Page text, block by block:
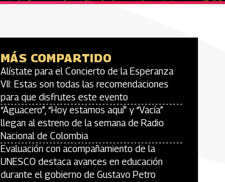
MÁS COMPARTIDO
Alístate para el Concierto de la Esperanza
VII: Estas son todas las recomendaciones
para que disfrutes este evento
“Aguacero”, “Hoy estamos aquí” y “Vacía”
llegan al estreno de la semana de Radio
Nacional de Colombia
Evaluación con acompañamiento de la
UNESCO destaca avances en educación
durante el gobierno de Gustavo Petro